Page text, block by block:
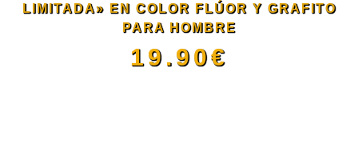
pueden
elegir
LIMITADA» EN COLOR FLÚOR Y GRAFITO
PARA HOMBRE
19.90€